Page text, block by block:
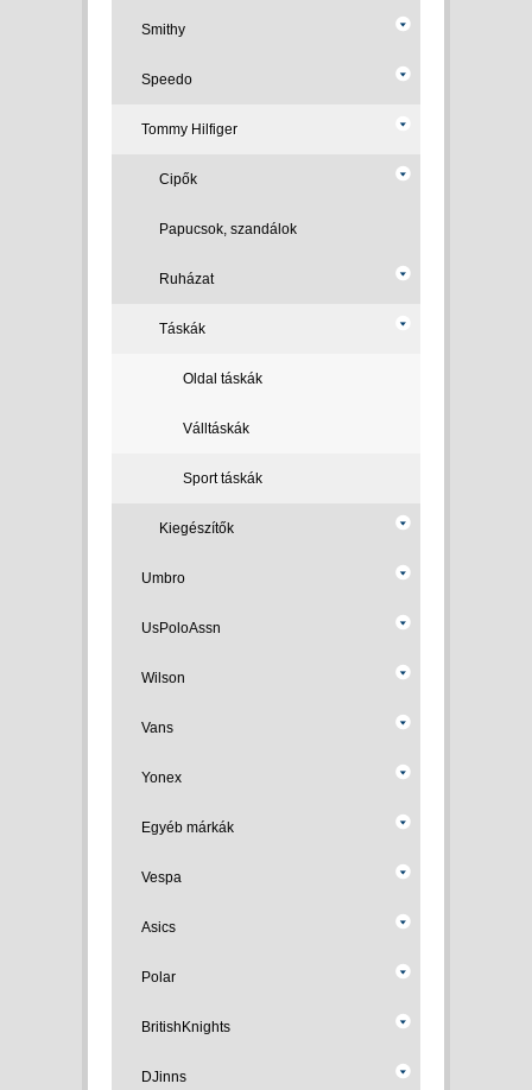
Smithy
Speedo
Tommy Hilfiger
Cipők
Papucsok, szandálok
Ruházat
Táskák
Oldal táskák
Válltáskák
Sport táskák
Kiegészítők
Umbro
UsPoloAssn
Wilson
Vans
Yonex
Egyéb márkák
Vespa
Asics
Polar
BritishKnights
DJinns